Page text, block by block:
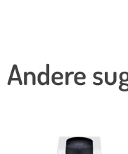
Andere